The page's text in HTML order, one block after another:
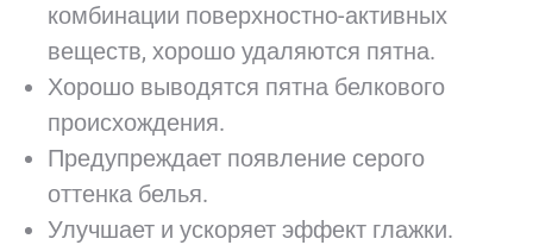
комбинации поверхностно-активных
веществ, хорошо удаляются пятна.
Хорошо выводятся пятна белкового
происхождения.
Предупреждает появление серого
оттенка белья.
Улучшает и ускоряет эффект глажки.